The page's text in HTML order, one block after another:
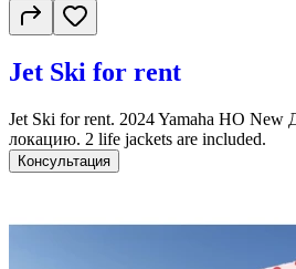
Jet Ski for rent
Jet Ski for rent. 2024 Yamaha HO New
локацию. 2 life jackets are included.
Консультация